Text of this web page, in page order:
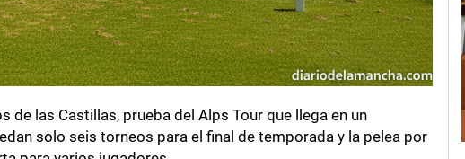
de las Castillas, prueba del Alps Tour que llega en un
solo seis torneos para el final de temporada y la pelea por